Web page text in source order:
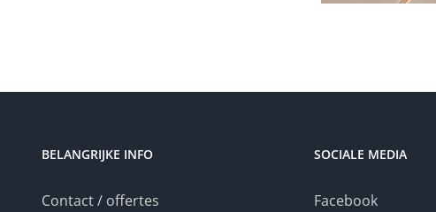
BELANGRIJKE INFO
Contact / offertes
SOCIALE MEDIA
Facebook